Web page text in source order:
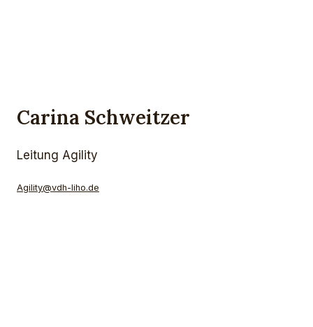
Carina Schweitzer
Leitung Agility
Agility@vdh-liho.de